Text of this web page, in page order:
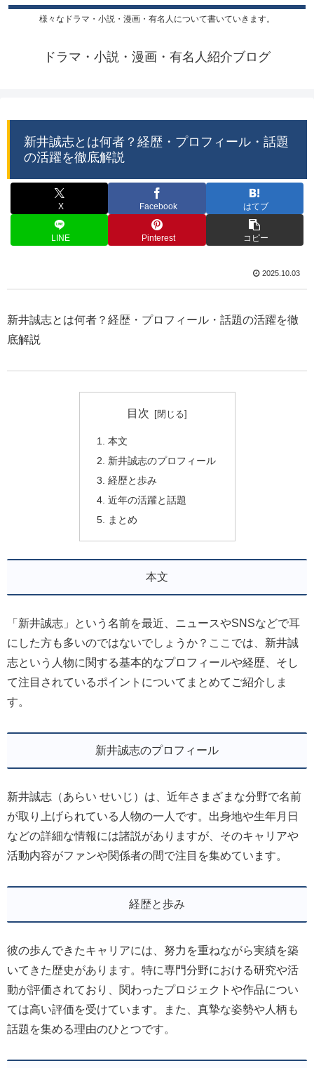
様々なドラマ・小説・漫画・有名人について書いていきます。
ドラマ・小説・漫画・有名人紹介ブログ
新井誠志とは何者？経歴・プロフィール・話題
の活躍を徹底解説
X Facebook はてブ
LINE Pinterest コピー
2025.10.03
新井誠志とは何者？経歴・プロフィール・話題の活躍を徹
底解説
目次
本文
新井誠志のプロフィール
経歴と歩み
近年の活躍と話題
まとめ
本文
「新井誠志」という名前を最近、ニュースやSNSなどで耳
にした方も多いのではないでしょうか？ここでは、新井誠
志という人物に関する基本的なプロフィールや経歴、そし
て注目されているポイントについてまとめてご紹介しま
す。
新井誠志のプロフィール
新井誠志（あらい せいじ）は、近年さまざまな分野で名前
が取り上げられている人物の一人です。出身地や生年月日
などの詳細な情報には諸説がありますが、そのキャリアや
活動内容がファンや関係者の間で注目を集めています。
経歴と歩み
彼の歩んできたキャリアには、努力を重ねながら実績を築
いてきた歴史があります。特に専門分野における研究や活
動が評価されており、関わったプロジェクトや作品につい
ては高い評価を受けています。また、真摯な姿勢や人柄も
話題を集める理由のひとつです。